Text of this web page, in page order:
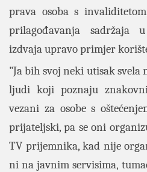
prava osoba s
prilagođavanja sadržaja
izdvaja upravo primjer
"Ja bih svoj neki utisak svela
ljudi koji poznaju
vezani za osobe s
prijateljski, pa se oni
TV prijemnika, kad nije
ni na javnim servisima,